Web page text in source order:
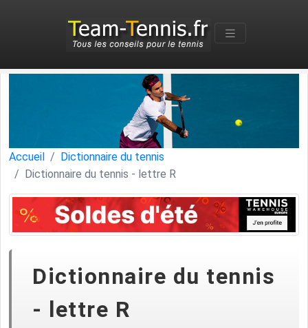
Accueil
Dictionnaire du tennis
Dictionnaire du tennis - lettre R
Dictionnaire du tennis
- lettre R